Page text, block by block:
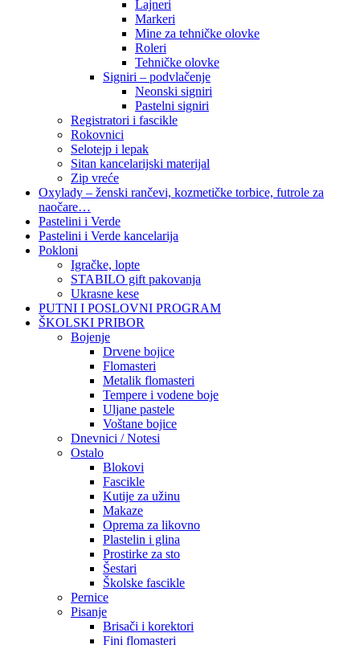
Lajneri
Markeri
Mine za tehničke olovke
Roleri
Tehničke olovke
Signiri – podvlačenje
Neonski signiri
Pastelni signiri
Registratori i fascikle
Rokovnici
Selotejp i lepak
Sitan kancelarijski materijal
Zip vreće
Oxylady – ženski rančevi, kozmetičke torbice, futrole za
naočare…
Pastelini i Verde
Pastelini i Verde kancelarija
Pokloni
Igračke, lopte
STABILO gift pakovanja
Ukrasne kese
PUTNI I POSLOVNI PROGRAM
ŠKOLSKI PRIBOR
Bojenje
Drvene bojice
Flomasteri
Metalik flomasteri
Tempere i vodene boje
Uljane pastele
Voštane bojice
Dnevnici / Notesi
Ostalo
Blokovi
Fascikle
Kutije za užinu
Makaze
Oprema za likovno
Plastelin i glina
Prostirke za sto
Šestari
Školske fascikle
Pernice
Pisanje
Brisači i korektori
Fini flomasteri